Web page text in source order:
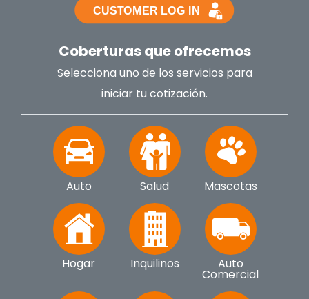
Coberturas que ofrecemos
Selecciona uno de los servicios para
iniciar tu cotización.
Auto Salud Mascotas
Hogar Inquilinos Auto
Comercial